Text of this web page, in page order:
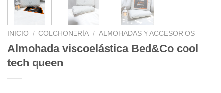
INICIO / COLCHONERÍA / ALMOHADAS Y ACCESORIOS
Almohada viscoelástica Bed&Co cool
tech queen